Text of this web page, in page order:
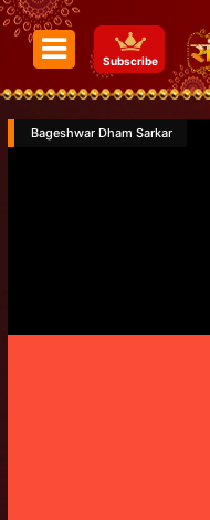
Subscribe
Bageshwar Dham Sarkar